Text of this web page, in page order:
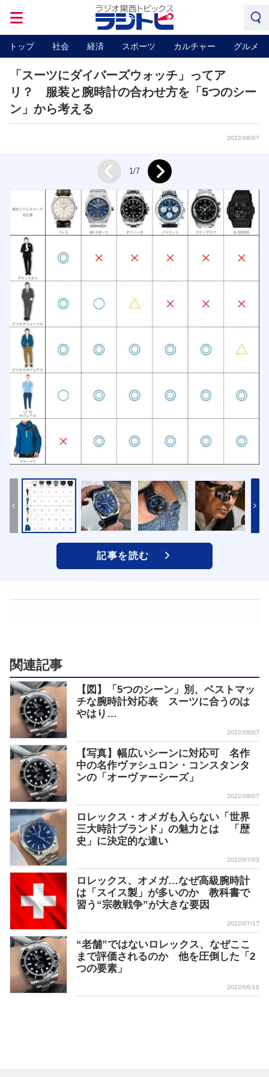
トップ 社会 経済 スポーツ カルチャー グルメ
「スーツにダイバーズウォッチ」ってア
リ？ 服装と腕時計の合わせ方を「5つのシー
ン」から考える
2022/08/07
Prev 1/7 Next
記事を読む
関連記事
【図】「5つのシーン」別、ベストマッ
チな腕時計対応表 スーツに合うのは
やはり…
2022/08/07
【写真】幅広いシーンに対応可 名作
中の名作ヴァシュロン・コンスタンタ
ンの「オーヴァーシーズ」
2022/08/07
ロレックス・オメガも入らない「世界
三大時計ブランド」の魅力とは 「歴
史」に決定的な違い
2022/07/03
ロレックス、オメガ…なぜ高級腕時計
は「スイス製」が多いのか 教科書で
習う“宗教戦争”が大きな要因
2022/07/17
“老舗”ではないロレックス、なぜここ
まで評価されるのか 他を圧倒した「2
つの要素」
2022/06/10